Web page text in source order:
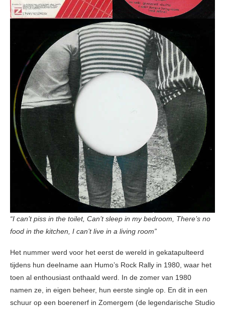
“I can’t piss in the toilet, Can’t sleep in my bedroom, There’s no
food in the kitchen, I can’t live in a living room”
Het nummer werd voor het eerst de wereld in gekatapulteerd
tijdens hun deelname aan Humo’s Rock Rally in 1980, waar het
toen al enthousiast onthaald werd. In de zomer van 1980
namen ze, in eigen beheer, hun eerste single op. En dit in een
schuur op een boerenerf in Zomergem (de legendarische Studio